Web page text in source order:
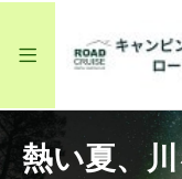
熱い夏、